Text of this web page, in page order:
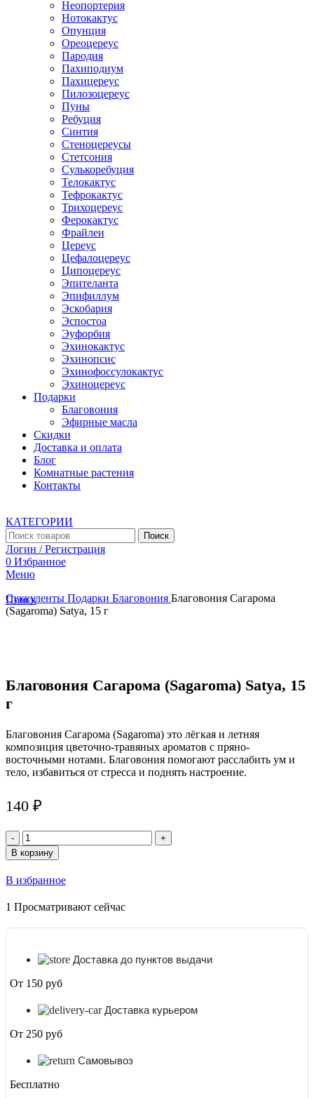
Неопортерия
Нотокактус
Опунция
Ореоцереус
Пародия
Пахиподиум
Пахицереус
Пилозоцереус
Пуны
Ребуция
Синтия
Стеноцереусы
Стетсония
Сулькоребуция
Телокактус
Тефрокактус
Трихоцереус
Ферокактус
Фрайлеи
Цереус
Цефалоцереус
Ципоцереус
Эпителанта
Эпифиллум
Эскобария
Эспостоа
Эуфорбия
Эхинокактус
Эхинопсис
Эхинофоссулокактус
Эхиноцереус
Подарки
Благовония
Эфирные масла
Скидки
Доставка и оплата
Блог
Комнатные растения
Контакты
КАТЕГОРИИ
Поиск
Логин / Регистрация
0 Избранное
Меню
Поиск
Суккуленты Подарки Благовония Благовония Сагарома
(Sagaroma) Satya, 15 г
Благовония Сагарома (Sagaroma) Satya, 15
г
Благовония Сагарома (Sagaroma) это лёгкая и летняя
композиция цветочно-травяных ароматов с пряно-
восточными нотами. Благовония помогают расслабить ум и
тело, избавиться от стресса и поднять настроение.
140 ₽
Количество
товара
Благовония
Сагарома
(Sagaroma)
15
В корзину
В избранное
1 Просматривают сейчас
Доставка до пунктов выдачи
От 150 руб
Доставка курьером
От 250 руб
Самовывоз
Бесплатно